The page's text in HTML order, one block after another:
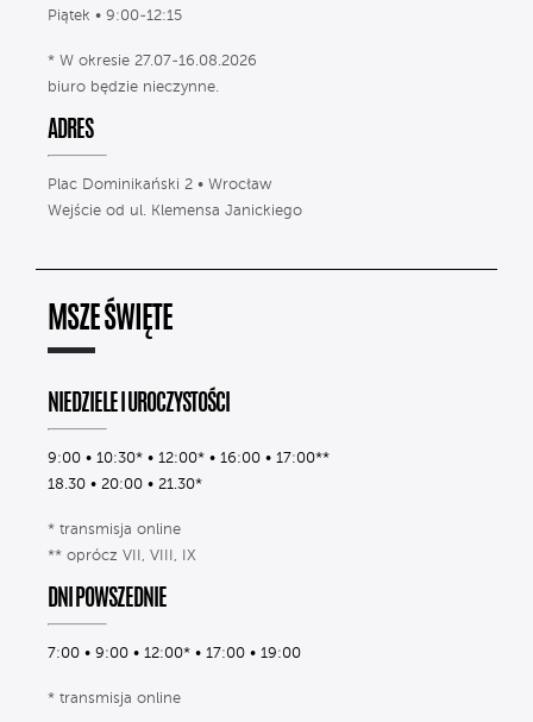
Piątek • 9:00-12:15
* W okresie 27.07-16.08.2026
biuro będzie nieczynne.
ADRES
Plac Dominikański 2 • Wrocław
Wejście od ul. Klemensa Janickiego
MSZE ŚWIĘTE
NIEDZIELE I UROCZYSTOŚCI
9:00 • 10:30* • 12:00* • 16:00 • 17:00**
18.30 • 20:00 • 21.30*
* transmisja online
** oprócz VII, VIII, IX
DNI POWSZEDNIE
7:00 • 9:00 • 12:00* • 17:00 • 19:00
* transmisja online